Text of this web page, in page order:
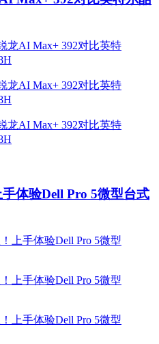
体验Dell Pro 5微型台式